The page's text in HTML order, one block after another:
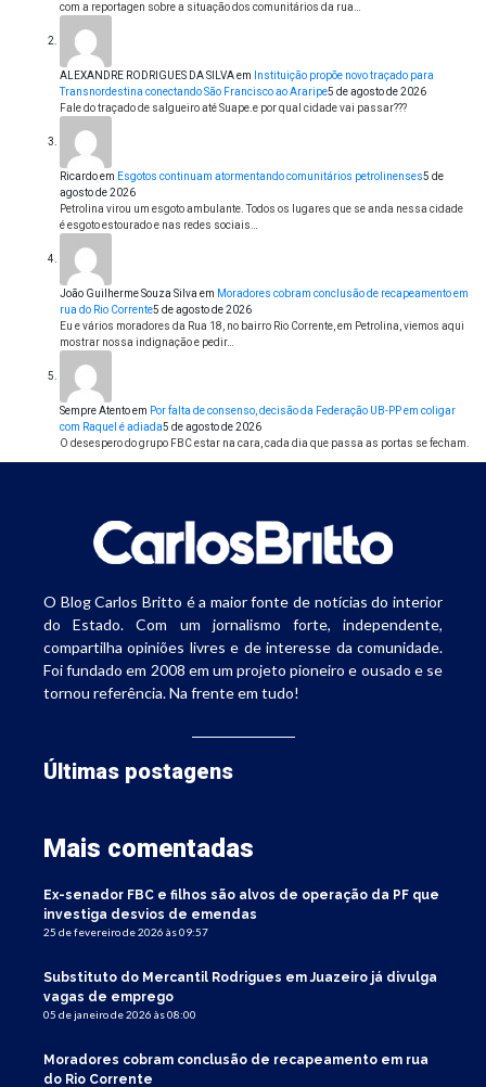
com a reportagen sobre a situação dos comunitários da rua…
ALEXANDRE RODRIGUES DA SILVAem
Instituição propõe novo traçado para
Transnordestina conectando São Francisco ao Araripe5 de agosto de 2026
Fale do traçado de salgueiro até Suape.e por qual cidade vai passar???
Ricardoem Esgotos continuam atormentando comunitários petrolinenses5 de
agosto de 2026
Petrolina virou um esgoto ambulante. Todos os lugares que se anda nessa cidade
é esgoto estourado e nas redes sociais…
João Guilherme Souza Silva em Moradores cobram conclusão de recapeamento em
rua do Rio Corrente5 de agosto de 2026
Eu e vários moradores da Rua 18, no bairro Rio Corrente, em Petrolina, viemos aqui
mostrar nossa indignação e pedir…
Sempre Atentoem Por falta de consenso, decisão da Federação UB-PP em coligar
com Raquel é adiada5 de agosto de 2026
O desespero do grupo FBC estar na cara, cada dia que passa as portas se fecham.
O Blog Carlos Britto é a maior fonte de notícias do interior
do Estado. Com um jornalismo forte, independente,
compartilha opiniões livres e de interesse da comunidade.
Foi fundado em 2008 em um projeto pioneiro e ousado e se
tornou referência. Na frente em tudo!
Últimas postagens
Mais comentadas
Ex-senador FBC e filhos são alvos de operação da PF que
investiga desvios de emendas
25 de fevereiro de 2026 às 09:57
Substituto do Mercantil Rodrigues em Juazeiro já divulga
vagas de emprego
05 de janeiro de 2026 às 08:00
Moradores cobram conclusão de recapeamento em rua
do Rio Corrente